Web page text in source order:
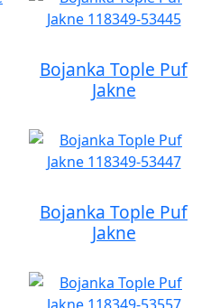
Bojanka Tople Puf
Jakne
Bojanka Tople Puf
Jakne